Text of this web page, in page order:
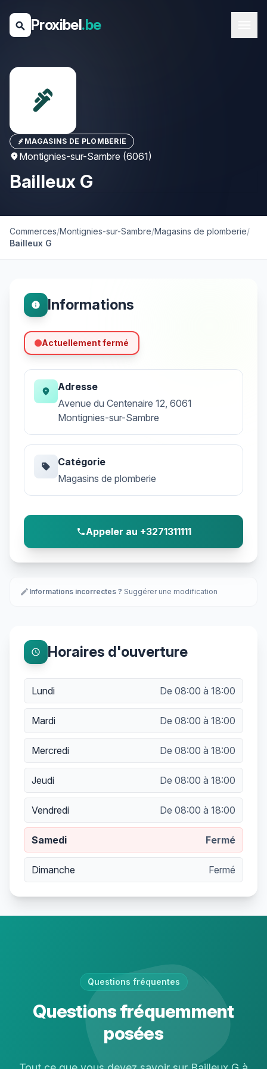
search Proxibel.be
plumbing
plumbing MAGASINS DE PLOMBERIE
location_onMontignies-sur-Sambre (6061)
Bailleux G
Commerces/Montignies-sur-Sambre/Magasins de plomberie/
Bailleux G
info Informations
Actuellement fermé
location_on
Adresse
Avenue du Centenaire 12, 6061
Montignies-sur-Sambre
sell
Catégorie
Magasins de plomberie
phoneAppeler au +3271311111
edit Informations incorrectes ? Suggérer une modification
schedule Horaires d'ouverture
Lundi De 08:00 à 18:00
Mardi De 08:00 à 18:00
Mercredi De 08:00 à 18:00
Jeudi De 08:00 à 18:00
Vendredi De 08:00 à 18:00
Samedi Fermé
Dimanche Fermé
Questions fréquentes
Questions fréquemment
posées